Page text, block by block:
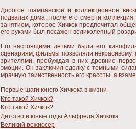
Дорогое шампанское и коллекционное
подвалах дома, после его смерти
занятием, которое Хичкок предпочитал
его руками был посажен великолепный
Его настоящими детьми были его
сценариям, фильмы позволяли некрасивому,
зрителями, пробуждая в них древние
эмоции. Он заключил сделку с темными
мрачную таинственность его красоты, а
Первые шаги юного Хичкока в жизни
Кто такой Хичкок?
Кто такой Хичкок?
Детство и юные годы Альфреда Хичкока
Великий режиссер